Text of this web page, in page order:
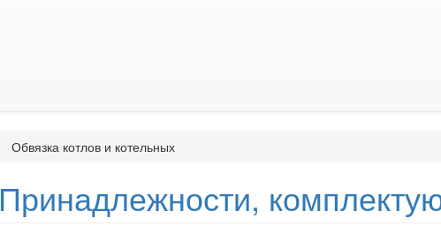
Обвязка котлов и котельных
Принадлежности,